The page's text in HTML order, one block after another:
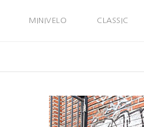
MINIVELO CLASSIC